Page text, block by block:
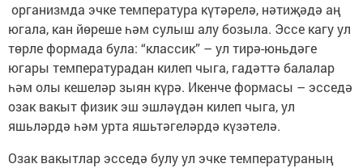
организмда эчке температура күтәрелә, нәтиҗәдә аң
югала, кан йөреше һәм сулыш алу бозыла. Эссе кагу ул
төрле формада була: “классик” – ул тирә-юньдәге
югары температурадан килеп чыга, гадәттә балалар
һәм олы кешеләр зыян күрә. Икенче формасы – эсседә
озак вакыт физик эш эшләүдән килеп чыга, ул
яшьләрдә һәм урта яшьтәгеләрдә күзәтелә.
Озак вакытлар эсседә булу ул эчке температураның